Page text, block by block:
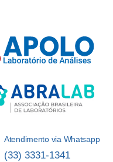
Atendimento via Whatsapp
(33) 3331-1341